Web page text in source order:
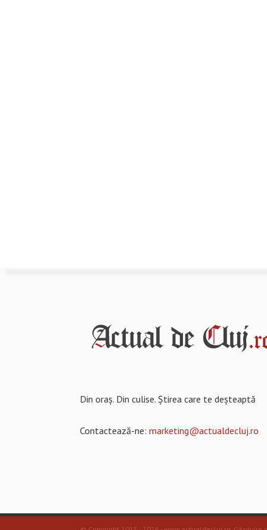
Din oraș. Din culise. Știrea care te deșteaptă
Contactează-ne: marketing@actualdecluj.ro